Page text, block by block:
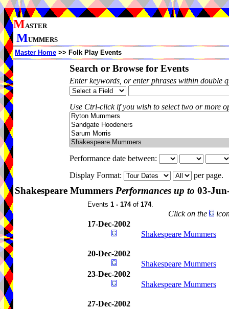
MASTER
MUMMERS
Master Home >> Folk Play Events
Search or Browse for Events
Enter keywords, or enter phrases within double
Use Ctrl-click if you wish to select two or more
Performance date between:
Display Format:
per page.
Shakespeare Mummers Performances up to 03-
Events 1 - 174of 174.
Click on the
17-Dec-2002
Shakespeare Mummers
20-Dec-2002
Shakespeare Mummers
23-Dec-2002
Shakespeare Mummers
27-Dec-2002